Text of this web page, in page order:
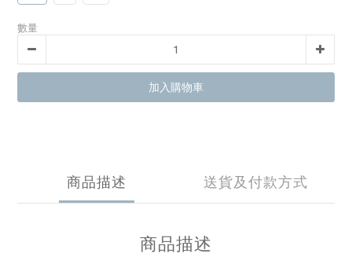
數量
加入購物車
商品描述 送貨及付款方式
商品描述